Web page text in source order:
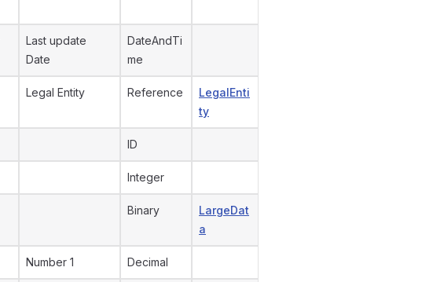
Last update
Date
DateAndTi
me
Legal Entity Reference
LegalEnti
ty
ID
Integer
Binary
LargeDat
a
Number 1 Decimal